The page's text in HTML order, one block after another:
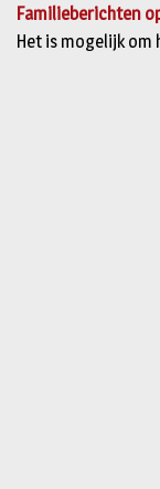
Familieberichten
Het is mogelijk om